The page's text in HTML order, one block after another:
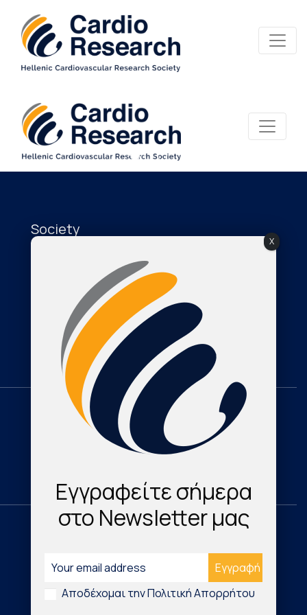
Society
The Journal
Cardioresearch TV
Contact
Domestic
Research & Publications
Cardio Map Greece
International
Νέα Τεχνολογικά Προϊόντα
Digital Health & Innovation
Εγγραφείτε σήμερα
στο Newsletter μας
Αποδέχομαι την Πολιτική Απορρήτου
X